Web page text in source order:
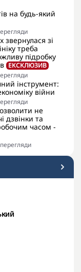
на будь-який
звернулася зі
треба
підробку
ЕКСКЛЮЗИВ
інструмент:
війни
не
дзвінки та
часом -
перегляди